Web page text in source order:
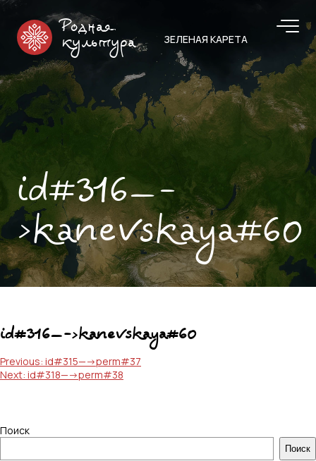
Родная
культура
ЗЕЛЕНАЯ КАРЕТА
id#316—-
>kanevskaya#60
id#316—->kanevskaya#60
Навигация
по
Previous: id#315—->perm#37
Next: id#318—->perm#38
Поиск
Поиск